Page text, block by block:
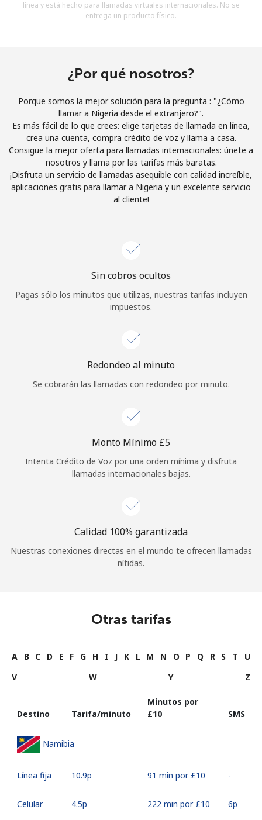
Al abrir una cuenta en este sitio web, estoy de acuerdo con
Términos y condiciones.
¡Hola!
Inicia sesión oREGÍSTRATE →
Iniciar Sesión
o
Continuar con
línea y está hecho para llamadas virtuales internacionales. No se
entrega un producto físico.
¿Por qué nosotros?
Porque somos la mejor solución para la pregunta : "¿Cómo
llamar a Nigeria desde el extranjero?".
Es más fácil de lo que crees: elige tarjetas de llamada en línea,
crea una cuenta, compra crédito de voz y llama a casa.
Consigue la mejor oferta para llamadas internacionales: únete a
nosotros y llama por las tarifas más baratas.
¡Disfruta un servicio de llamadas asequible con calidad increíble,
aplicaciones gratis para llamar a Nigeria y un excelente servicio
al cliente!
Sin cobros ocultos
Pagas sólo los minutos que utilizas, nuestras tarifas incluyen
impuestos.
Redondeo al minuto
Se cobrarán las llamadas con redondeo por minuto.
Monto Mínimo ⁦£5⁩
Intenta Crédito de Voz por una orden mínima y disfruta
llamadas internacionales bajas.
Calidad 100% garantizada
Nuestras conexiones directas en el mundo te ofrecen llamadas
nítidas.
Otras tarifas
A B C D E F G H I J K L M N O P Q R S T
U
V
W Y Z
Destino Tarifa/minuto
Minutos por
⁦£10⁩
SMS
Namibia
Línea fija ⁦10.9p⁩ 91 min por ⁦£10⁩ -
Celular ⁦4.5p⁩ 222 min por ⁦£10⁩ ⁦6p⁩